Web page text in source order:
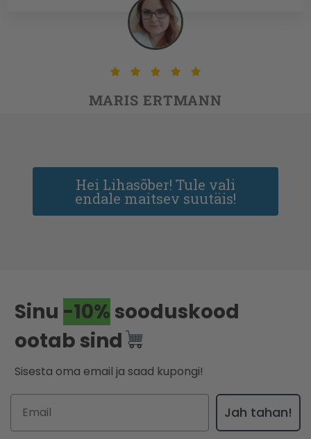
    
MARIS ERTMANN
Hei Lihasõber! Tule vali
endale maitsev suutäis!
Sinu -10% sooduskood
ootab sind
Sisesta oma email ja saad kupongi!
Jah tahan!